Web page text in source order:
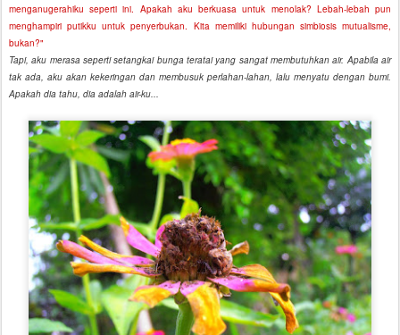
menganugerahiku seperti ini. Apakah aku berkuasa untuk menolak? Lebah-lebah pun
menghampiri putikku untuk penyerbukan. Kita memiliki hubungan simbiosis mutualisme,
bukan?"
Tapi, aku merasa seperti setangkai bunga teratai yang sangat membutuhkan air. Apabila air
tak ada, aku akan kekeringan dan membusuk perlahan-lahan, lalu menyatu dengan bumi.
Apakah dia tahu, dia adalah air-ku...